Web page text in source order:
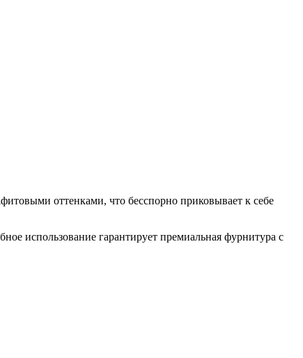
оттенками, что бесспорно приковывает к себе
использование гарантирует премиальная фурнитура с